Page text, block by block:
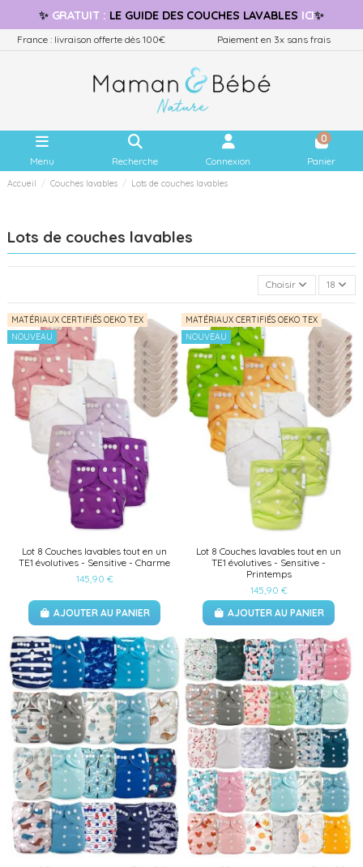
✨ GRATUIT: LE GUIDE DES COUCHES LAVABLES ICI✨
France : livraison offerte dès 100€ Paiement en 3x sans frais
Menu Recherche Connexion
0
Panier
Accueil Couches lavables Lots de couches lavables
Lots de couches lavables
Choisir 18
MATÉRIAUX CERTIFIÉS OEKO TEX
NOUVEAU
Lot 8 Couches lavables tout en un
TE1 évolutives - Sensitive - Charme
145,90 €
AJOUTER AU PANIER
MATÉRIAUX CERTIFIÉS OEKO TEX
NOUVEAU
Lot 8 Couches lavables tout en un
TE1 évolutives - Sensitive -
Printemps
145,90 €
AJOUTER AU PANIER